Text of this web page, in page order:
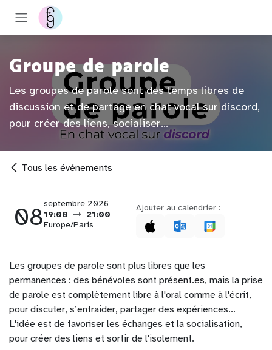
Se rendre au contenu
Groupe de parole
Les groupes de parole sont des temps libres de
discussion et de partage en chat vocal sur discord,
pour créer des liens, socialiser...
Tous les événements
08septembre 2026
19:00
21:00
Europe/Paris
Ajouter au calendrier :
Les groupes de parole sont plus libres que les
permanences : des bénévoles sont présent.es, mais la prise
de parole est complètement libre à l'oral comme à l'écrit,
pour discuter, s’entraider, partager des expériences...
L'idée est de favoriser les échanges et la socialisation,
pour créer des liens et sortir de l'isolement.